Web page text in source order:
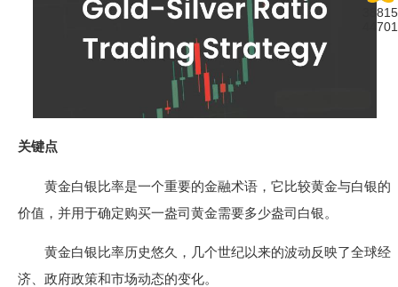
38815
44701
关键点
黄金白银比率是一个重要的金融术语，它比较黄金与白银的
价值，并用于确定购买一盎司黄金需要多少盎司白银。
黄金白银比率历史悠久，几个世纪以来的波动反映了全球经
济、政府政策和市场动态的变化。